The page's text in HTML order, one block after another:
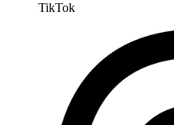
TikTok